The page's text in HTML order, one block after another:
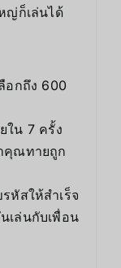
ญ่ก็เล่นได้
อกถึง 600
ใน 7 ครั้ง
คุณทายถูก
หัสให้สำเร็จ
เล่นกับเพื่อน